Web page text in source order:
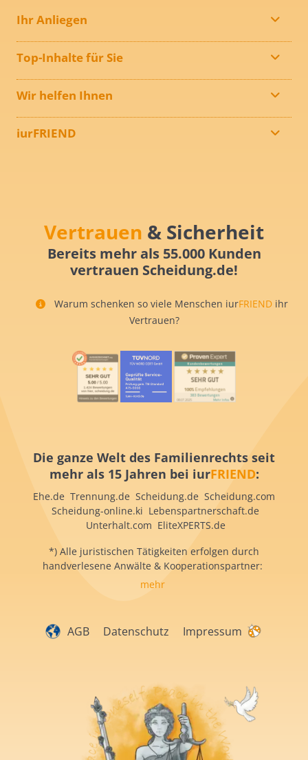
Ihr Anliegen
Top-Inhalte für Sie
Wir helfen Ihnen
iurFRIEND
Vertrauen & Sicherheit
Bereits mehr als 55.000 Kunden
vertrauen Scheidung.de!
Warum schenken so viele Menschen iurFRIEND ihr
Vertrauen?
Die ganze Welt des Familienrechts seit
mehr als 15 Jahren bei iurFRIEND:
Ehe.de Trennung.de Scheidung.de Scheidung.com
Scheidung-online.ki Lebenspartnerschaft.de
Unterhalt.com EliteXPERTS.de
*) Alle juristischen Tätigkeiten erfolgen durch
handverlesene Anwälte & Kooperationspartner:
mehr
AGB Datenschutz Impressum